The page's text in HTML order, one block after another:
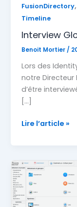
FusionDirectory,
Timeline
Interview
Benoit Mortier /
Lors des
notre Directeur
d’être
[…]
Interview
Lire l’article »